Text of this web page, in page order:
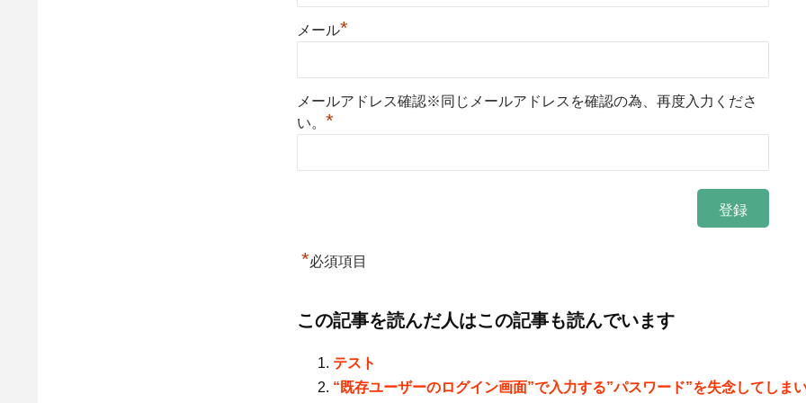
メール*
メールアドレス確認※同じメールアドレスを確認の為、再度入力くださ
い。 *
*必須項目
この記事を読んだ人はこの記事も読んでいます
テスト
“既存ユーザーのログイン画面”で入力する”パスワード”を失念してしまい